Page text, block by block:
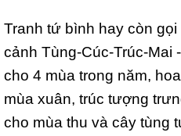
Tranh tứ bình hay còn
cảnh Tùng-Cúc-Trúc-Mai
cho 4 mùa trong năm,
mùa xuân, trúc tượng
cho mùa thu và cây tùng